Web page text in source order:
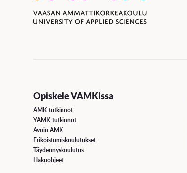
Opiskele VAMKissa
AMK-tutkinnot
YAMK-tutkinnot
Avoin AMK
Erikoistumiskoulutukset
Täydennyskoulutus
Hakuohjeet